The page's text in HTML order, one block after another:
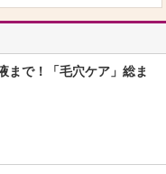
まで！「毛穴ケア」総ま